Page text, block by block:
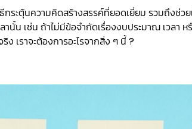
ระตุ้นความคิดสร้างสรรค์ที่ยอดเยี่ยม รวมถึงช่ว
นั้น เช่น ถ้าไม่มีข้อจำกัดเรื่องงบประมาณ เวลา
ง เราจะต้องการอะไรจากสิ่ง ๆ นี้ ?